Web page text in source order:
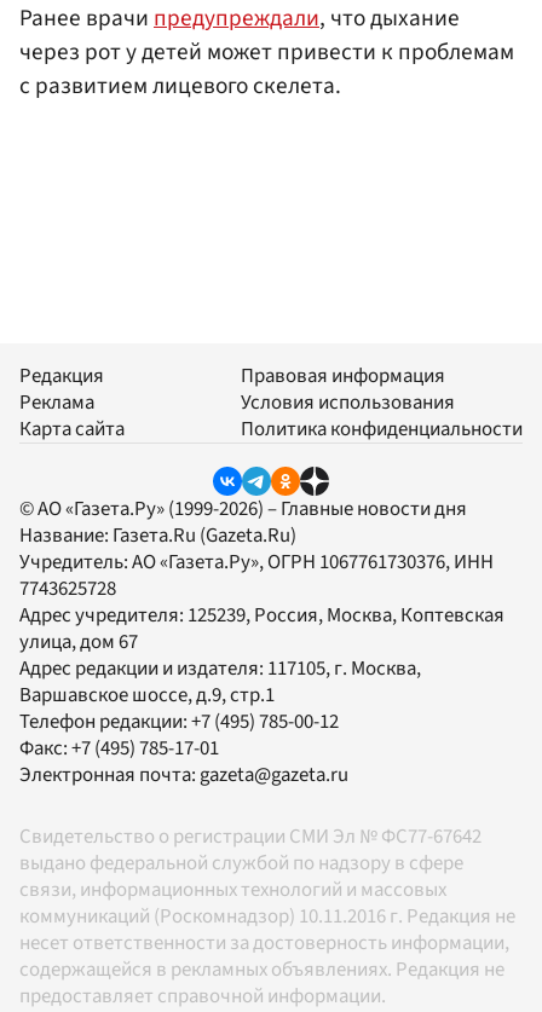
Ранее врачипредупреждали, что дыхание
через рот у детей может привести к проблемам
с развитием лицевого скелета.
Редакция
Реклама
Карта сайта
Правовая информация
Условия использования
Политика конфиденциальности
© АО «Газета.Ру» (1999-2026) – Главные новости дня
Название: Газета.Ru (Gazeta.Ru)
Учредитель:АО «Газета.Ру», ОГРН 1067761730376, ИНН
7743625728
Адрес учредителя: 125239, Россия, Москва, Коптевская
улица, дом 67
Адрес редакции и издателя: 117105, г. Москва,
Варшавское шоссе, д.9, стр.1
Телефон редакции:+7 (495) 785-00-12
Факс:+7 (495) 785-17-01
Электронная почта: gazeta@gazeta.ru
Свидетельство о регистрации СМИ Эл № ФС77-67642
выдано федеральной службой по надзору в сфере
связи, информационных технологий и массовых
коммуникаций (Роскомнадзор) 10.11.2016 г. Редакция не
несет ответственности за достоверность информации,
содержащейся в рекламных объявлениях. Редакция не
предоставляет справочной информации.